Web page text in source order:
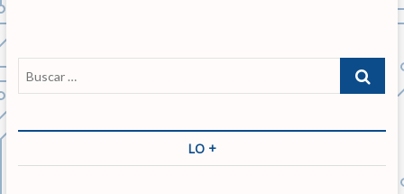
c
i
ó
n
e
i
r
i
u
e
c
r
LO +